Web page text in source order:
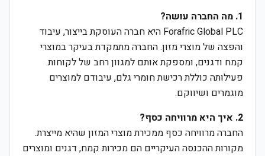
1. מה החברה עושה?
Forafric Global PLC היא חברה העוסקת בייצור, עיבוד
והפצה של מוצרי מזון. החברה מתמקדת בעיקר במוצרי
קמח ודגנים, ומספקת אותם למגוון רחב של לקוחות.
פעילותה כוללת רכישת חומרי גלם, עיבודם למוצרים
מוגמרים ושיווקם.
2. איך היא מרוויחה כסף?
החברה מרוויחה כסף ממכירת מוצרי המזון שהיא מייצרת.
מקורות ההכנסה העיקריים הם מכירות קמח, דגנים ומוצרים